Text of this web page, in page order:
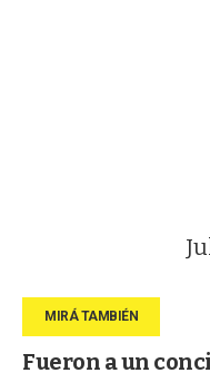
Fueron a un